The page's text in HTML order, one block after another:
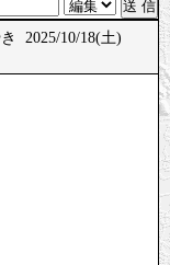
2025/10/18(土)